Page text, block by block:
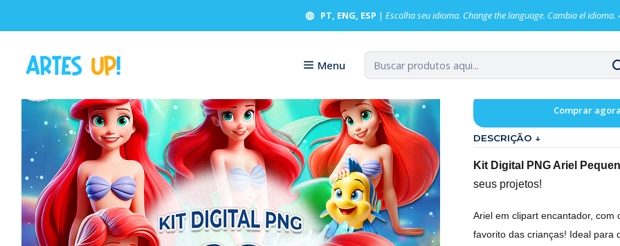
Menu
PT, ENG, ESP | Escolha seu idioma. Change the language. Cambia el idioma.
Kit Digital
Comprar
DESCRIÇÃO ↓
Kit Digital PNG Ariel
seus projetos!
Ariel em clipart encantador,
favorito das crianças! Ideal para